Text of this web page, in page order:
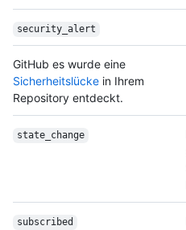
security_alert
GitHub es wurde eine
Sicherheitslücke in Ihrem
Repository entdeckt.
state_change
subscribed